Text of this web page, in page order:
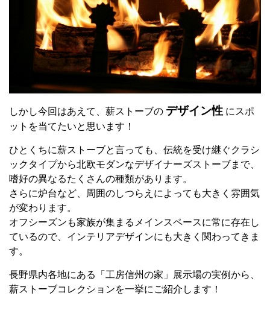
しかし今回はあえて、薪ストーブの デザイン性 にスポ
ットを当てたいと思います！
ひとくちに薪ストーブと言っても、伝統を受け継ぐクラシ
ックタイプから北欧モダンなデザイナーズストーブまで、
嗜好の異なるたくさんの種類があります。
さらに炉台など、周囲のしつらえによっても大きく雰囲気
が変わります。
オフシーズンも家族が集まるメインスペースに常に存在し
ているので、インテリアデザインにも大きく関わってきま
す。
長野県内各地にある「工房信州の家」展示場の実例から、
薪ストーブコレクションを一挙にご紹介します！